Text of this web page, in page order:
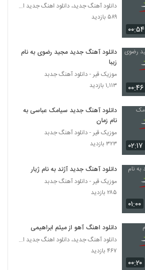
دانلود آهنگ خدا (به همراه حسین حسن زاده)
از امیرحسین علیپور
۱۹۷ بازدید
دانلود آهنگ امیرحسین میرعلایی رد شد
دانلود آهنگ امید عزیزخانی تو بری
دانلود آهنگ عاشقونه از مهرداد کریمی
۲۰۷ بازدید
موزیک زیبای منو دریاب از فرزاد سروی
Matyar Ba To Khoobe
مهراد جم آهنگ دلمو بردی
۲۲۰ بازدید
۰۰:۵۴
دانلود آهنگ جدید، دانلود اهنگ جدید ایرانی
۵۸۹ بازدید
۰۰:۴۶
دانلود آهنگ جدید مجید رضوی به نام
زیبا
موزیک قیر - دانلود آهنگ جدبد
۱,۱۱۳ بازدید
۰۲:۱۷
دانلود آهنگ جدید سیامک عباسی به
نام زمان
موزیک قیر - دانلود آهنگ جدبد
۳۲۳ بازدید
۰۱:۰۰
دانلود آهنگ جدید آژند به نام ژیار
موزیک قیر - دانلود آهنگ جدبد
۲۸۵ بازدید
۰۰:۲۰
دانلود اهنگ آهو از میثم ابراهیمی
دانلود آهنگ جدید، دانلود اهنگ جدید ایرانی
۴۶۷ بازدید